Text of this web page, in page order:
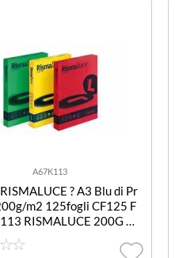
A67K113
? A3 Blu di Pr
m2 125fogli CF125 F
RISMALUCE 200G A3
125FF